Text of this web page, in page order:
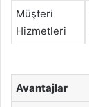
Müşteri
Hizmetleri
Avantajlar